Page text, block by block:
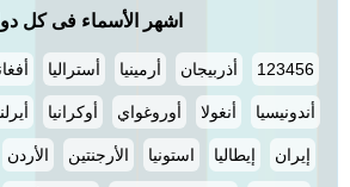
اشهر الأسماء فى كل
123456 أذربيجان أرمينيا أستراليا
أندونيسيا أنغولا أوروغواي أوكرانيا
إيران إيطاليا استونيا الأرجنتين الأردن